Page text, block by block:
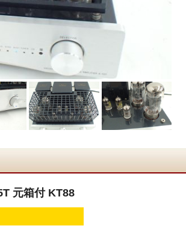
元箱付 KT88